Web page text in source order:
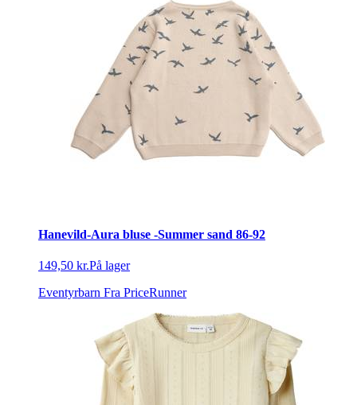
Hanevild-Aura bluse -Summer sand 86-92
149,50 kr.På lager
Eventyrbarn Fra PriceRunner